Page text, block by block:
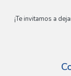
¡Te invitamos a